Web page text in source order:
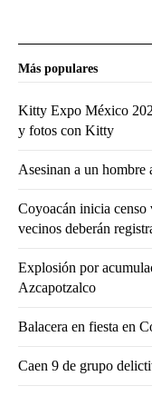
Más populares
Kitty Expo México
y fotos con Kitty
Asesinan a un hombre
Coyoacán inicia
vecinos deberán
Explosión por
Azcapotzalco
Balacera en fiesta en
Caen 9 de grupo